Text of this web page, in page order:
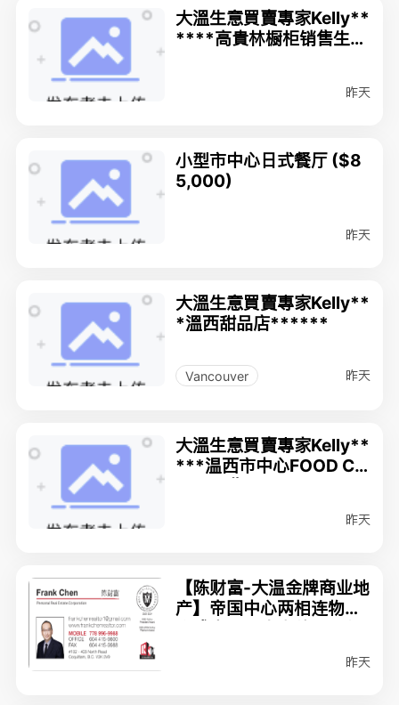
大溫生意買賣專家Kelly**
****高貴林橱柜销售生意
昨天
小型市中心日式餐厅 ($8
5,000)
昨天
大溫生意買賣專家Kelly**
*溫西甜品店******
Vancouver 昨天
大溫生意買賣專家Kelly**
***温西市中心FOOD CO
昨天
【陈财富-大温金牌商业地
产】帝国中心两相连物业
昨天